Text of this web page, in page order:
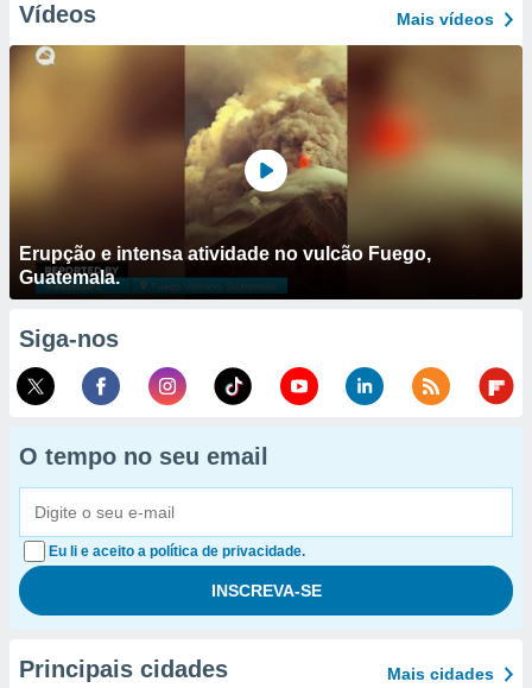
Vídeos Mais vídeos
Erupção e intensa atividade no vulcão Fuego,
Guatemala.
Siga-nos
O tempo no seu email
Eu li e aceito a política de privacidade.
Principais cidades Mais cidades